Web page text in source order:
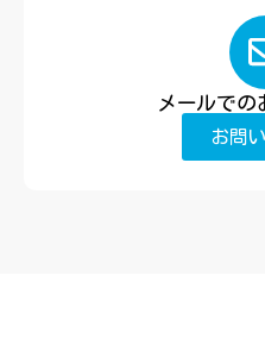
メールでの
お問